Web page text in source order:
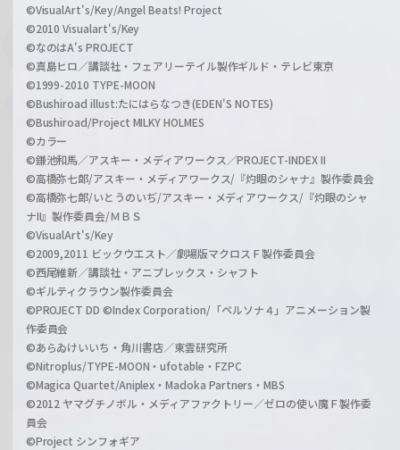
©VisualArt's/Key/Angel Beats! Project
©2010 Visualart's/Key
©なのはA's PROJECT
©真島ヒロ／講談社・フェアリーテイル製作ギルド・テレビ東京
©1999-2010 TYPE-MOON
©Bushiroad illust:たにはらなつき(EDEN'S NOTES)
©Bushiroad/Project MILKY HOLMES
©カラー
©鎌池和馬／アスキー・メディアワークス／PROJECT-INDEX II
©高橋弥七郎/アスキー・メディアワークス/『灼眼のシャナ』製作委員会
©高橋弥七郎/いとうのいぢ/アスキー・メディアワークス/『灼眼のシャ
ナII』製作委員会/ＭＢＳ
©VisualArt's/Key
©2009,2011 ビックウエスト／劇場版マクロスＦ製作委員会
©西尾維新／講談社・アニプレックス・シャフト
©ギルティクラウン製作委員会
©PROJECT DD ©Index Corporation/「ペルソナ４」アニメーション製
作委員会
©あらゐけいいち・角川書店／東雲研究所
©Nitroplus/TYPE-MOON・ufotable・FZPC
©Magica Quartet/Aniplex・Madoka Partners・MBS
©2012 ヤマグチノボル・メディアファクトリー／ゼロの使い魔Ｆ製作委
員会
©Project シンフォギア